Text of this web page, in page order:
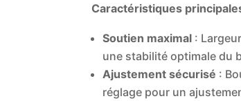
Caractéristiques
Soutien maximal :
une stabilité optimale du
Ajustement sécurisé :
réglage pour un